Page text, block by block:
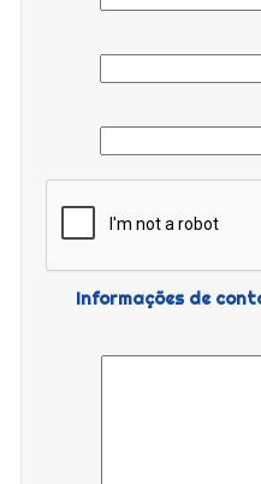
Informações de